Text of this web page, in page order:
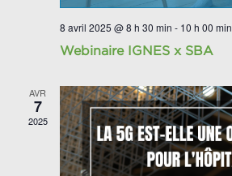
8 avril 2025 @ 8 h 30 min - 10 h 00 min
Webinaire IGNES x SBA
AVR
7
2025